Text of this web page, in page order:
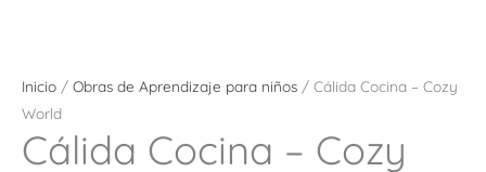
Inicio / Obras de Aprendizaje para niños / Cálida Cocina – Cozy
World
Cálida Cocina – Cozy